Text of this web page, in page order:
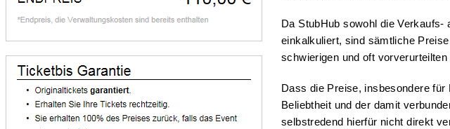
Da StubHub sowohl die Verkaufs-
einkalkuliert, sind sämtliche
schwierigen und oft
Dass die Preise, insbesondere
Beliebtheit und der damit
selbstredend hierfür nicht direkt